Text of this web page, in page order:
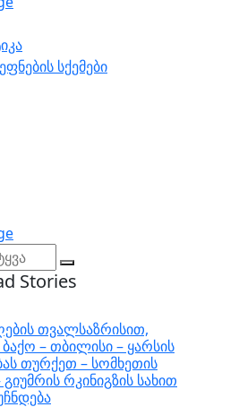
სქემები
Stories
თვალსაზრისით,
– თბილისი – ყარსის
თურქეთ – სომხეთის
რკინიგზის სახით